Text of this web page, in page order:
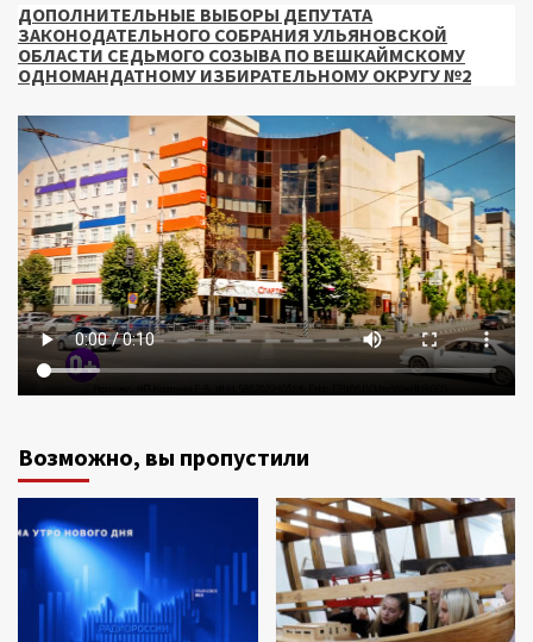
ДОПОЛНИТЕЛЬНЫЕ ВЫБОРЫ ДЕПУТАТА
ЗАКОНОДАТЕЛЬНОГО СОБРАНИЯ УЛЬЯНОВСКОЙ
ОБЛАСТИ СЕДЬМОГО СОЗЫВА ПО ВЕШКАЙМСКОМУ
ОДНОМАНДАТНОМУ ИЗБИРАТЕЛЬНОМУ ОКРУГУ №2
Возможно, вы пропустили